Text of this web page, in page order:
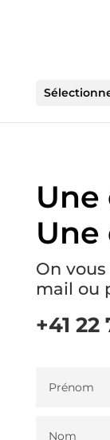
Une
Une
On
mail ou
+41